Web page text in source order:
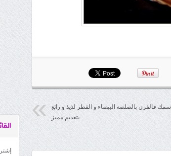
سمك فالفرن بالصلصة البيضاء و الفطر لذيذ و رائع
بتقديم مميز